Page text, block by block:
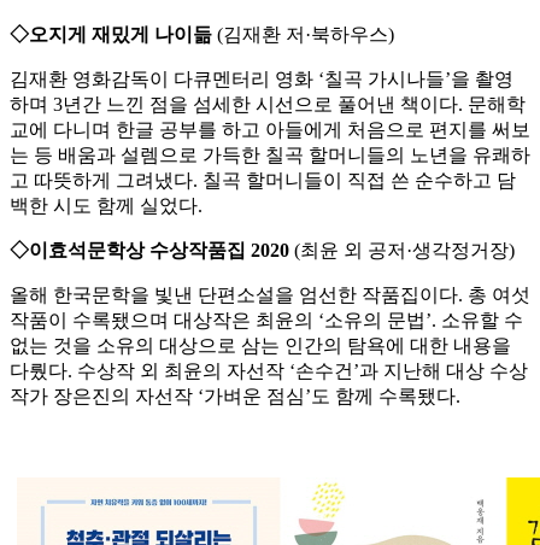
◇오지게 재밌게 나이듦 (김재환 저·북하우스)
김재환 영화감독이 다큐멘터리 영화 ‘칠곡 가시나들’을 촬영
하며 3년간 느낀 점을 섬세한 시선으로 풀어낸 책이다. 문해학
교에 다니며 한글 공부를 하고 아들에게 처음으로 편지를 써보
는 등 배움과 설렘으로 가득한 칠곡 할머니들의 노년을 유쾌하
고 따뜻하게 그려냈다. 칠곡 할머니들이 직접 쓴 순수하고 담
백한 시도 함께 실었다.
◇이효석문학상 수상작품집 2020 (최윤 외 공저·생각정거장)
올해 한국문학을 빛낸 단편소설을 엄선한 작품집이다. 총 여섯
작품이 수록됐으며 대상작은 최윤의 ‘소유의 문법’. 소유할 수
없는 것을 소유의 대상으로 삼는 인간의 탐욕에 대한 내용을
다뤘다. 수상작 외 최윤의 자선작 ‘손수건’과 지난해 대상 수상
작가 장은진의 자선작 ‘가벼운 점심’도 함께 수록됐다.